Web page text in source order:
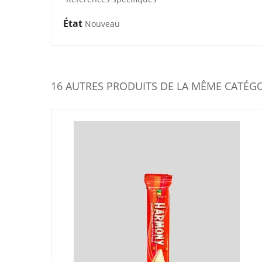
État Nouveau
16 AUTRES PRODUITS DE LA MÊME